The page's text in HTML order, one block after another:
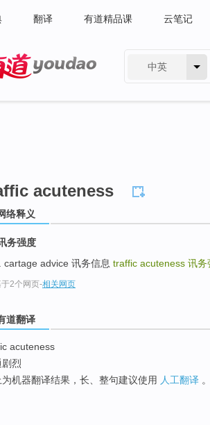
翻译 有道精品课 云笔记
中英
acuteness
络释义
务强度
cartage advice 讯务信息 traffic acuteness 讯务
于2个网页-相关网页
道翻译
acuteness
烈
为机器翻译结果，长、整句建议使用 人工翻译